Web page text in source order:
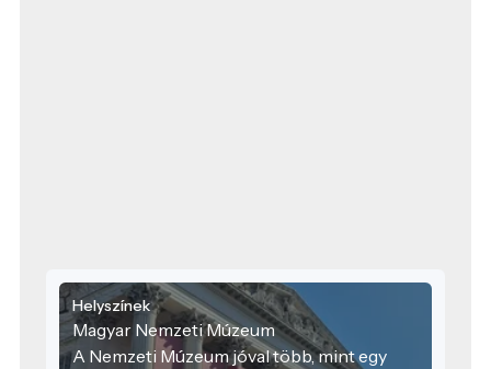
Helyszínek
Magyar Nemzeti Múzeum
A Nemzeti Múzeum jóval több, mint egy